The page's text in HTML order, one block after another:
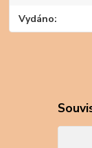
Vydáno